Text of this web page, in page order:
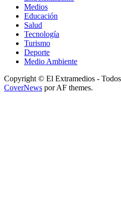
Medios
Educación
Salud
Tecnología
Turismo
Deporte
Medio Ambiente
Copyright © El Extramedios - Todos
CoverNews por AF themes.